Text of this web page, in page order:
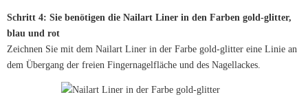
Schritt 4: Sie benötigen die Nailart Liner in den Farben gold-glitter,
blau und rot
Zeichnen Sie mit dem Nailart Liner in der Farbe gold-glitter eine Linie an
dem Übergang der freien Fingernagelfläche und des Nagellackes.